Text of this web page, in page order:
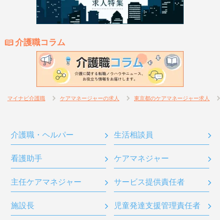
介護職コラム
マイナビ介護職 ケアマネージャーの求人 東京都のケアマネージャー求人
介護職・ヘルパー 生活相談員
看護助手 ケアマネジャー
主任ケアマネジャー サービス提供責任者
施設長 児童発達支援管理責任者